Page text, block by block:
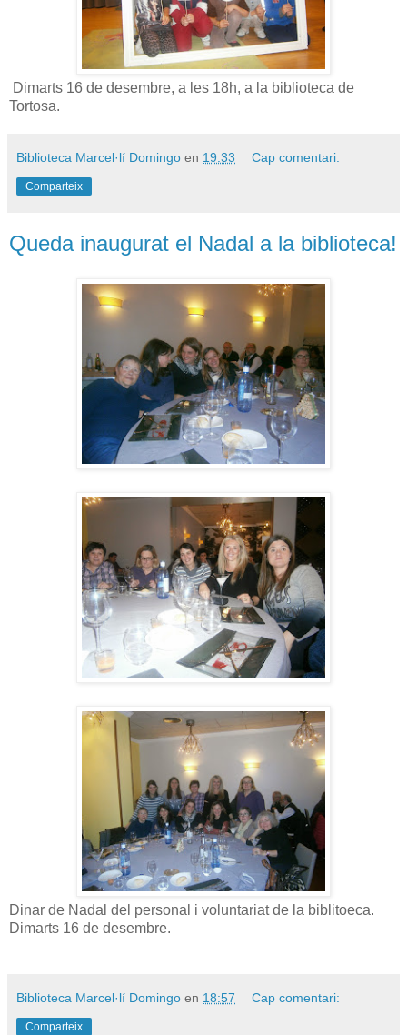
Dimarts 16 de desembre, a les 18h, a la biblioteca de
Tortosa.
Biblioteca Marcel·lí Domingo en 19:33 Cap comentari:
Comparteix
Queda inaugurat el Nadal a la biblioteca!
Dinar de Nadal del personal i voluntariat de la biblitoeca.
Dimarts 16 de desembre.
Biblioteca Marcel·lí Domingo en 18:57 Cap comentari:
Comparteix